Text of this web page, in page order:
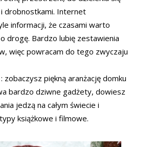
drobnostkami. Internet
informacji, że czasami warto
drogę. Bardzo lubię zestawienia
więc powracam do tego zwyczaju
zobaczysz piękną aranżację domku
bardzo dziwne gadżety, dowiesz
jedzą na całym świecie i
książkowe i filmowe.